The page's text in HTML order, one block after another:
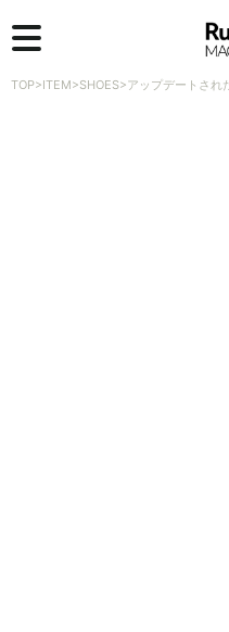
TOP>ITEM>SHOES>アップデートさ